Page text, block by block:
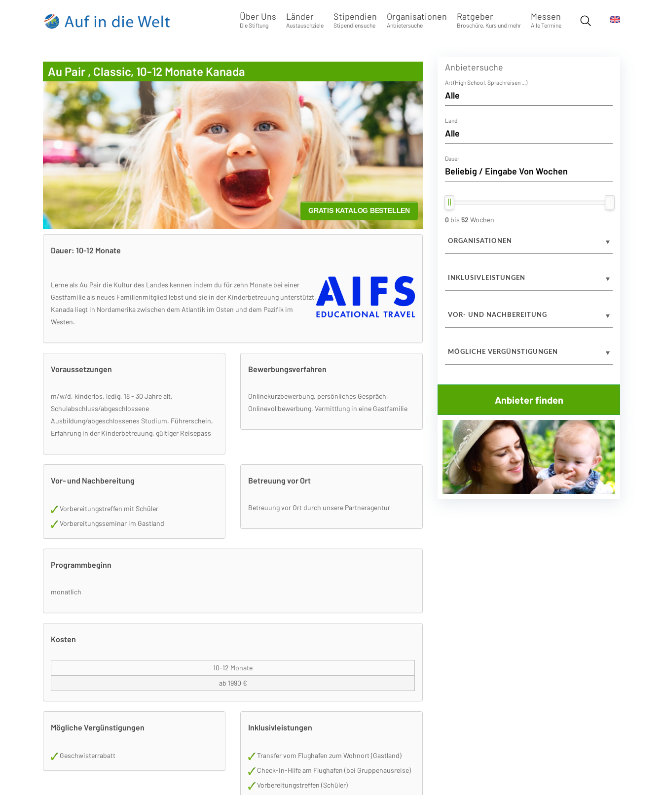
Über Uns
Die Stiftung
Länder
Austauschziele
Stipendien
Stipendiensuche
Organisationen
Anbietersuche
Ratgeber
Broschüre, Kurs und mehr
Messen
Alle Termine
Au Pair , Classic, 10-12 Monate Kanada
Dauer: 10-12 Monate
Lerne als Au Pair die Kultur des Landes kennen indem du für zehn Monate bei einer
Gastfamilie als neues Familienmitglied lebst und sie in der Kinderbetreuung unterstützt.
Kanada liegt in Nordamerika zwischen dem Atlantik im Osten und dem Pazifik im
Westen.
Voraussetzungen
m/w/d, kinderlos, ledig, 18 - 30 Jahre alt,
Schulabschluss/abgeschlossene
Ausbildung/abgeschlossenes Studium, Führerschein,
Erfahrung in der Kinderbetreuung, gültiger Reisepass
Bewerbungsverfahren
Onlinekurzbewerbung, persönliches Gespräch,
Onlinevollbewerbung, Vermittlung in eine Gastfamilie
Vor- und Nachbereitung
Vorbereitungstreffen mit Schüler
Vorbereitungsseminar im Gastland
Betreuung vor Ort
Betreuung vor Ort durch unsere Partneragentur
Programmbeginn
monatlich
Kosten
10-12 Monate
ab 1990 €
Mögliche Vergünstigungen
Geschwisterrabatt
Inklusivleistungen
Transfer vom Flughafen zum Wohnort (Gastland)
Check-In-Hilfe am Flughafen (bei Gruppenausreise)
Vorbereitungstreffen (Schüler)
Anbietersuche
Art (High School, Sprachreisen ...)
Land
Dauer
0 bis 52 Wochen
ORGANISATIONEN
INKLUSIVLEISTUNGEN
VOR- UND NACHBEREITUNG
MÖGLICHE VERGÜNSTIGUNGEN